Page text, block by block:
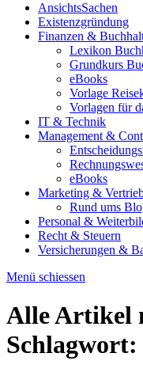
AnsichtsSachen
Existenzgründung
Finanzen &
Lexikon
Grundkurs
eBooks
Vorlage
Vorlagen für
IT & Technik
Management &
eBooks
Marketing &
Rund ums
Personal &
Recht & Steuern
Versicherungen &
Menü schiessen
Alle Artikel
Schlagwort: